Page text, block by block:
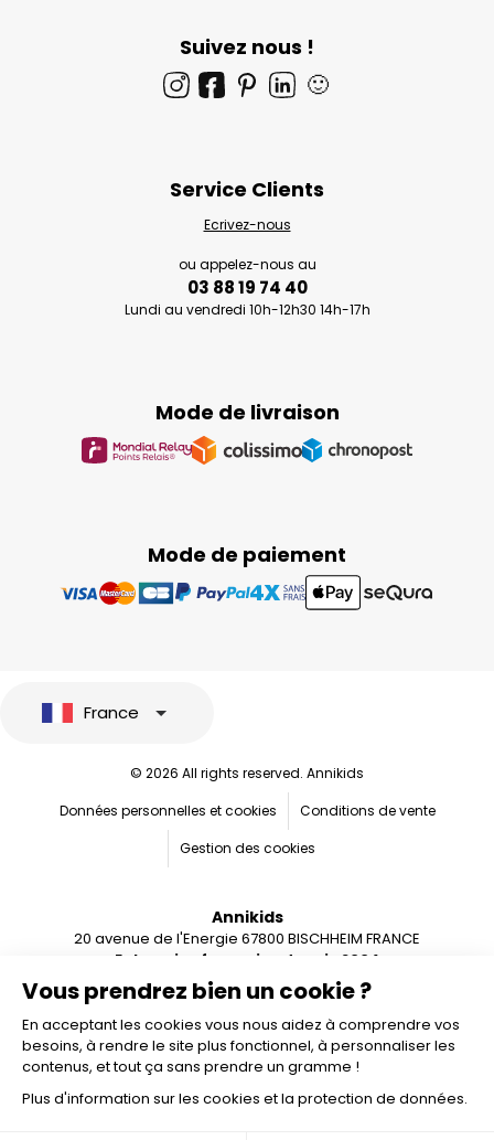
Suivez nous !
🙂
Mode de paiement
Mode de livraison
Service Clients
Ecrivez-nous
ou appelez-nous au
03 88 19 74 40
Lundi au vendredi 10h-12h30 14h-17h
Vous prendrez bien un cookie ?
En acceptant les cookies vous nous aidez à comprendre vos
besoins, à rendre le site plus fonctionnel, à personnaliser les
contenus, et tout ça sans prendre un gramme !
Plus d'information sur les cookies et la protection de données.
France
© 2026 All rights reserved. Annikids
Données personnelles et cookies
Conditions de vente
Gestion des cookies
Annikids
20 avenue de l'Energie 67800 BISCHHEIM FRANCE
Entreprise française depuis 2004